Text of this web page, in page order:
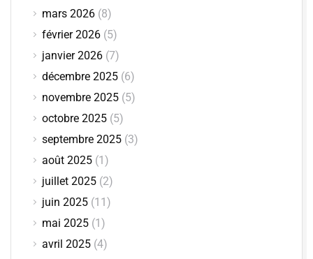
mars 2026 (8)
février 2026 (5)
janvier 2026 (7)
décembre 2025 (6)
novembre 2025 (5)
octobre 2025 (5)
septembre 2025 (3)
août 2025 (1)
juillet 2025 (2)
juin 2025 (11)
mai 2025 (1)
avril 2025 (4)